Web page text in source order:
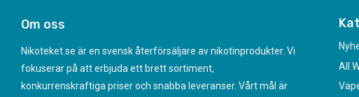
Om oss
Nikoteket.se är en svensk återförsäljare av nikotinprodukter. Vi
fokuserar på att erbjuda ett brett sortiment,
konkurrenskraftiga priser och snabba leveranser. Vårt mål är
All